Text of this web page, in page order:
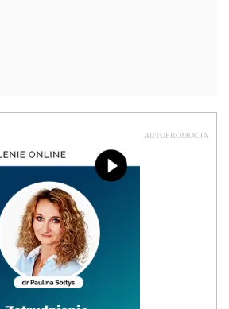
AUTOPROMOCJA